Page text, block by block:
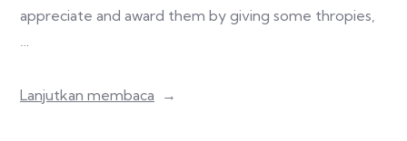
appreciate and award them by giving some thropies,
…
Lanjutkan membaca